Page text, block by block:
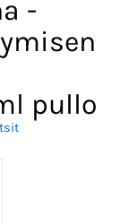
-
pullo